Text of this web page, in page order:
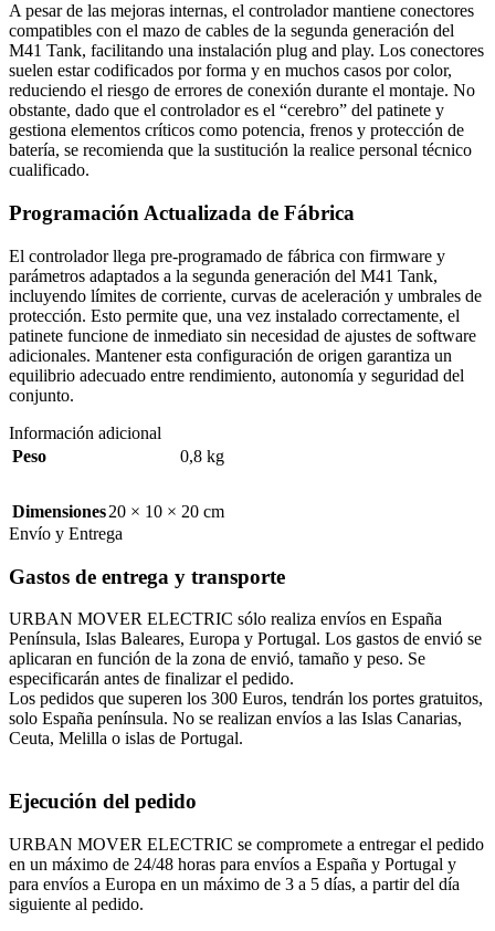
A pesar de las mejoras internas, el controlador mantiene conectores
compatibles con el mazo de cables de la segunda generación del
M41 Tank, facilitando una instalación plug and play. Los conectores
suelen estar codificados por forma y en muchos casos por color,
reduciendo el riesgo de errores de conexión durante el montaje. No
obstante, dado que el controlador es el “cerebro” del patinete y
gestiona elementos críticos como potencia, frenos y protección de
batería, se recomienda que la sustitución la realice personal técnico
cualificado.
Programación Actualizada de Fábrica
El controlador llega pre-programado de fábrica con firmware y
parámetros adaptados a la segunda generación del M41 Tank,
incluyendo límites de corriente, curvas de aceleración y umbrales de
protección. Esto permite que, una vez instalado correctamente, el
patinete funcione de inmediato sin necesidad de ajustes de software
adicionales. Mantener esta configuración de origen garantiza un
equilibrio adecuado entre rendimiento, autonomía y seguridad del
conjunto.
Información adicional
Peso
0,8 kg
Dimensiones20 × 10 × 20 cm
Envío y Entrega
Gastos de entrega y transporte
URBAN MOVER ELECTRIC sólo realiza envíos en España
Península, Islas Baleares, Europa y Portugal. Los gastos de envió se
aplicaran en función de la zona de envió, tamaño y peso. Se
especificarán antes de finalizar el pedido.
Los pedidos que superen los 300 Euros, tendrán los portes gratuitos,
solo España península. No se realizan envíos a las Islas Canarias,
Ceuta, Melilla o islas de Portugal.
Ejecución del pedido
URBAN MOVER ELECTRIC se compromete a entregar el pedido
en un máximo de 24/48 horas para envíos a España y Portugal y
para envíos a Europa en un máximo de 3 a 5 días, a partir del día
siguiente al pedido.